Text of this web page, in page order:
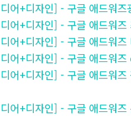
어+디자인] - 구글 애드워즈
+디자인] - 구글 애드워즈
+디자인] - 구글 애드워즈
어+디자인] - 구글 애드워즈
+디자인] - 구글 애드워즈
+디자인] - 구글 애드워즈